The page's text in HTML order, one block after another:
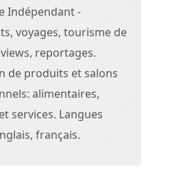
Indépendant -
voyages, tourisme de
reportages.
de produits et salons
alimentaires,
services. Langues
français.